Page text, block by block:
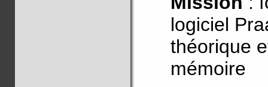
logiciel
théorique
mémoire